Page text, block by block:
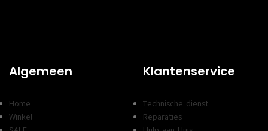
Algemeen
Home
Winkel
Klantenservice
Technische dienst
Reparaties